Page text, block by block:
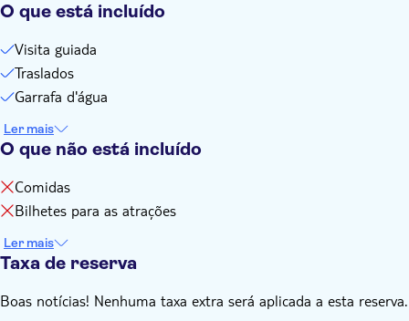
O que está incluído
Visita guiada
Traslados
Garrafa d'água
Ler mais
O que não está incluído
Comidas
Bilhetes para as atrações
Ler mais
Taxa de reserva
Boas notícias! Nenhuma taxa extra será aplicada a esta reserva.